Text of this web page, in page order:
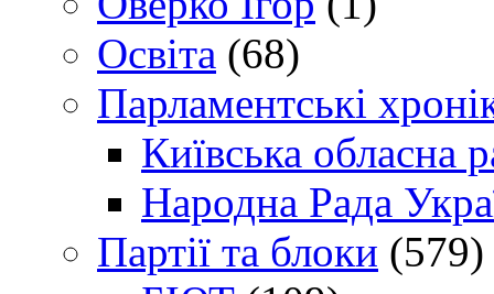
Освіта (68)
Парламентські
Київська обласна
Народна Рада
Партії та блоки (579)